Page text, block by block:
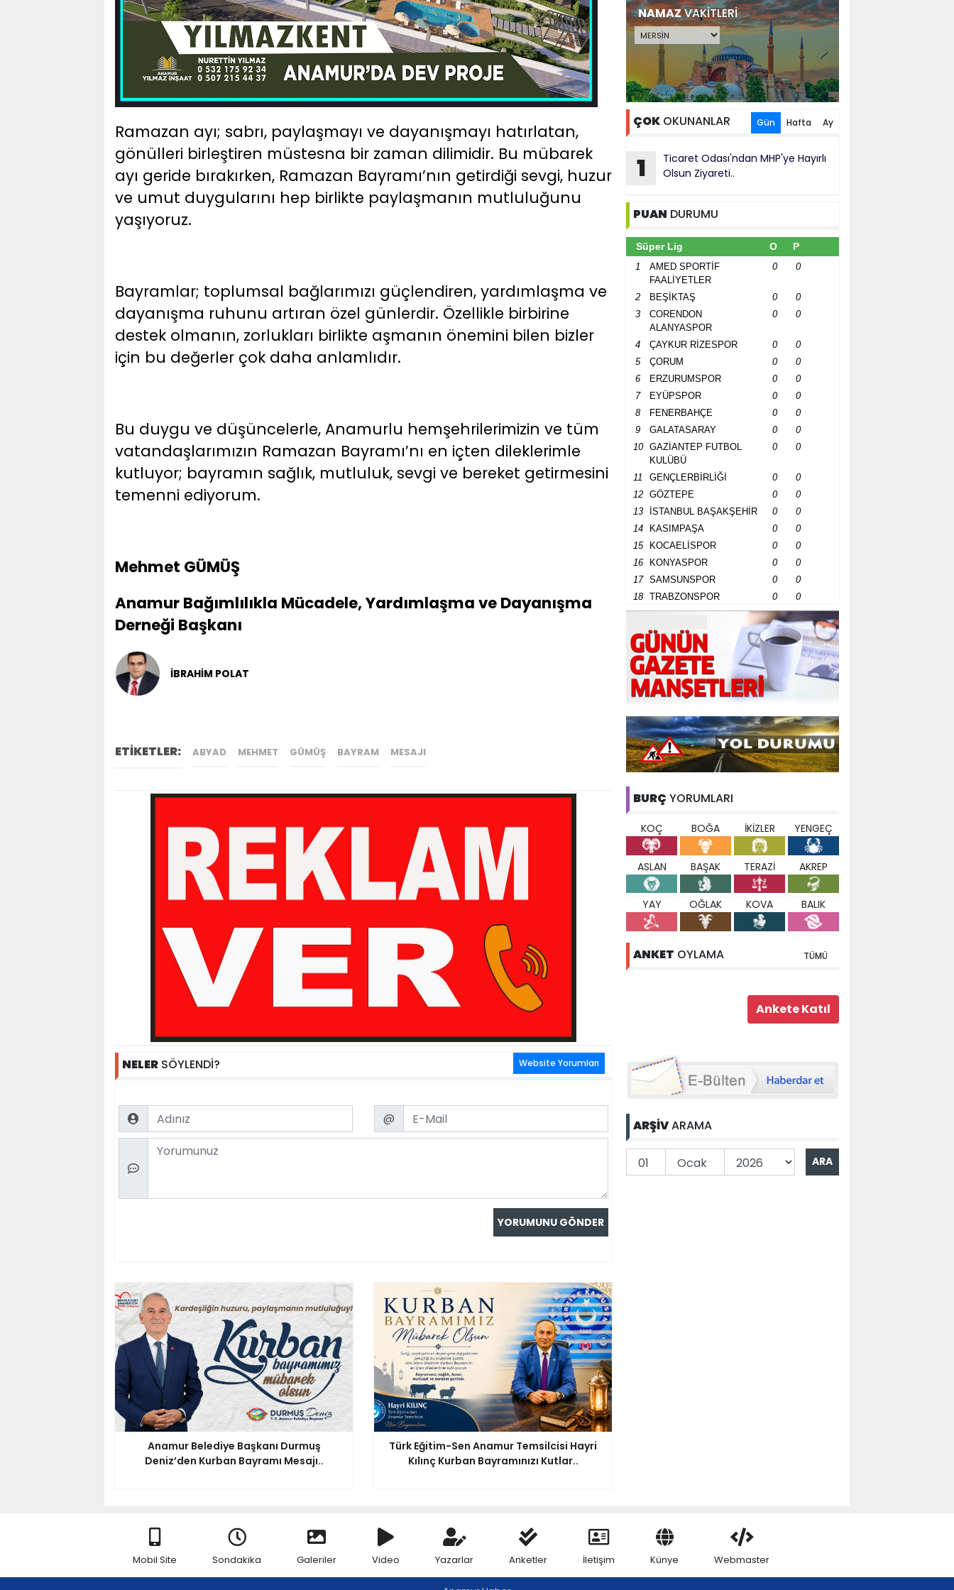
Ramazan ayı; sabrı, paylaşmayı ve dayanışmayı hatırlatan,
gönülleri birleştiren müstesna bir zaman dilimidir. Bu mübarek
ayı geride bırakırken, Ramazan Bayramı’nın getirdiği sevgi, huzur
ve umut duygularını hep birlikte paylaşmanın mutluluğunu
yaşıyoruz.
Bayramlar; toplumsal bağlarımızı güçlendiren, yardımlaşma ve
dayanışma ruhunu artıran özel günlerdir. Özellikle birbirine
destek olmanın, zorlukları birlikte aşmanın önemini bilen bizler
için bu değerler çok daha anlamlıdır.
Bu duygu ve düşüncelerle, Anamurlu hemşehrilerimizin ve tüm
vatandaşlarımızın Ramazan Bayramı’nı en içten dileklerimle
kutluyor; bayramın sağlık, mutluluk, sevgi ve bereket getirmesini
temenni ediyorum.
Mehmet GÜMÜŞ
Anamur Bağımlılıkla Mücadele, Yardımlaşma ve Dayanışma
Derneği Başkanı
İBRAHİM POLAT
ETİKETLER: ABYAD MEHMET GÜMÜŞ BAYRAM MESAJI
NELER SÖYLENDİ? Website Yorumları
Name Email
@
Comment
Anamur Belediye Başkanı Durmuş
Deniz’den Kurban Bayramı Mesajı..
Türk Eğitim-Sen Anamur Temsilcisi Hayri
Kılınç Kurban Bayramınızı Kutlar..
NAMAZVAKİTLERİ
ÇOK OKUNANLAR Gün Hafta Ay
1
Ticaret Odası'ndan MHP'ye Hayırlı
Olsun Ziyareti..
PUAN DURUMU
Süper Lig O P
1
AMED SPORTİF
FAALİYETLER
0 0
2 BEŞİKTAŞ 0
0
3
CORENDON
ALANYASPOR
0 0
4 ÇAYKUR RİZESPOR 0
0
5
ÇORUM 0
0
6
ERZURUMSPOR 0
0
7
EYÜPSPOR 0
0
8
FENERBAHÇE 0
0
9
GALATASARAY 0
0
10
GAZİANTEP FUTBOL
KULÜBÜ
0 0
11 GENÇLERBİRLİĞİ 0
0
12
GÖZTEPE 0
0
13
İSTANBUL BAŞAKŞEHİR 0
0
14
KASIMPAŞA 0
0
15
KOCAELİSPOR 0
0
16
KONYASPOR 0
0
17
SAMSUNSPOR 0
0
18
TRABZONSPOR 0 0
BURÇ YORUMLARI
KOÇ BOĞA İKİZLER YENGEÇ
ASLAN BAŞAK TERAZİ AKREP
YAY OĞLAK KOVA BALIK
ANKET OYLAMA TÜMÜ
ARŞİVARAMA
Mobil Site Sondakika Galeriler Video Yazarlar Anketler İletişim Künye Webmaster